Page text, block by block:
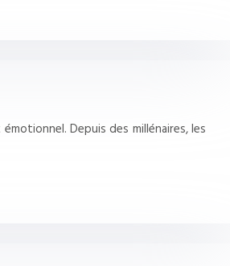
Depuis des millénaires, les